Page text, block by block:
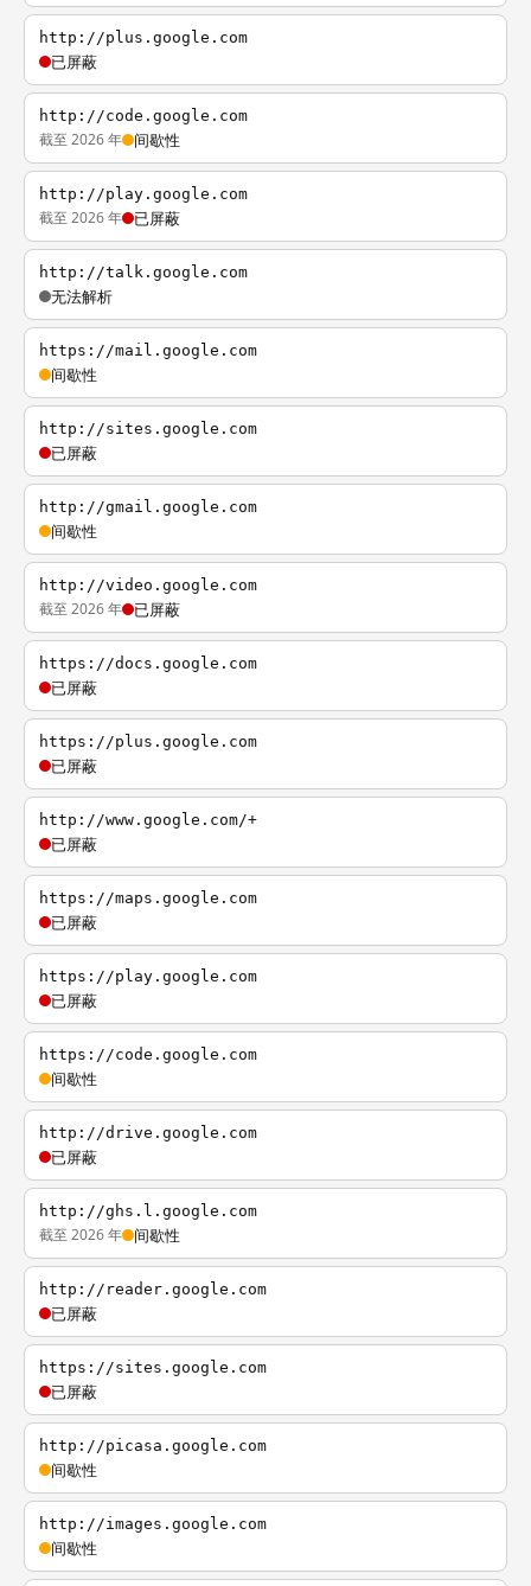
http://plus.google.com
已屏蔽
http://code.google.com
截至 2026 年 间歇性
http://play.google.com
截至 2026 年 已屏蔽
http://talk.google.com
无法解析
https://mail.google.com
间歇性
http://sites.google.com
已屏蔽
http://gmail.google.com
间歇性
http://video.google.com
截至 2026 年 已屏蔽
https://docs.google.com
已屏蔽
https://plus.google.com
已屏蔽
http://www.google.com/+
已屏蔽
https://maps.google.com
已屏蔽
https://play.google.com
已屏蔽
https://code.google.com
间歇性
http://drive.google.com
已屏蔽
http://ghs.l.google.com
截至 2026 年 间歇性
http://reader.google.com
已屏蔽
https://sites.google.com
已屏蔽
http://picasa.google.com
间歇性
http://images.google.com
间歇性